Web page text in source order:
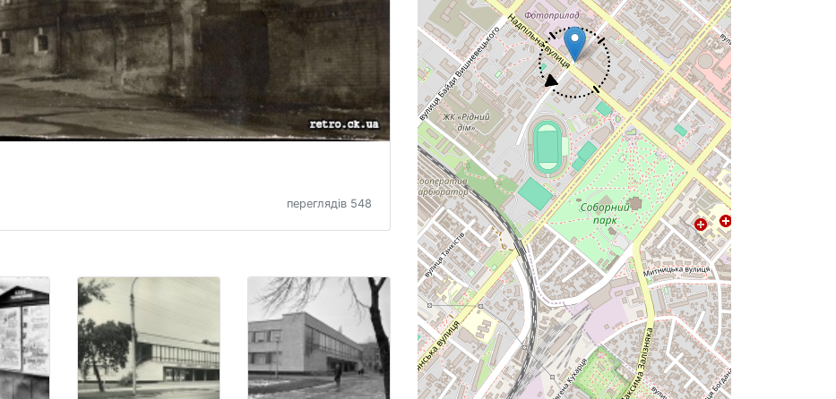
переглядів 548